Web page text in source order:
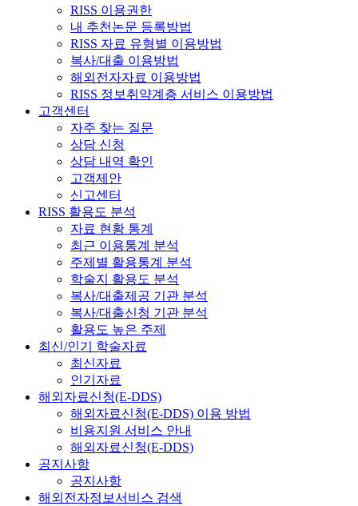
RISS 이용권한
내 추천논문 등록방법
RISS 자료 유형별 이용방법
복사/대출 이용방법
해외전자자료 이용방법
RISS 정보취약계층 서비스 이용방법
고객센터
자주 찾는 질문
상담 신청
상담 내역 확인
고객제안
신고센터
RISS 활용도 분석
자료 현황 통계
최근 이용통계 분석
주제별 활용통계 분석
학술지 활용도 분석
복사/대출제공 기관 분석
복사/대출신청 기관 분석
활용도 높은 주제
최신/인기 학술자료
최신자료
인기자료
해외자료신청(E-DDS)
해외자료신청(E-DDS) 이용 방법
비용지원 서비스 안내
해외자료신청(E-DDS)
공지사항
공지사항
해외전자정보서비스 검색